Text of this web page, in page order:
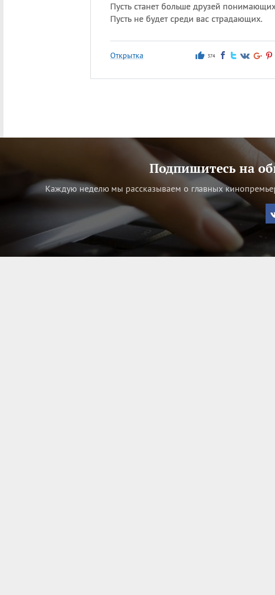
Пусть станет больше друзей
Пусть не будет среди вас страдающих.
Открытка 374
Подпишитесь на
Каждую неделю мы рассказываем о главных